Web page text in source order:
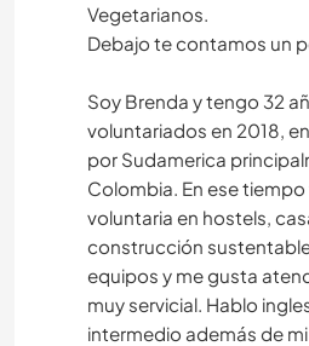
Vegetarianos.
Debajo te contamos un
Soy Brenda y tengo 32
voluntariados en 2018,
por Sudamerica
Colombia. En ese
voluntaria en hostels,
construcción
equipos y me gusta
muy servicial. Hablo
intermedio además de